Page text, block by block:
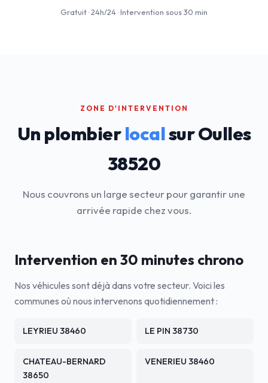
Gratuit · 24h/24 · Intervention sous 30 min
ZONE D'INTERVENTION
Un plombierlocalsur Oulles
38520
Nous couvrons un large secteur pour garantir une
arrivée rapide chez vous.
Intervention en 30 minutes chrono
Nos véhicules sont déjà dans votre secteur. Voici les
communes où nous intervenons quotidiennement :
LEYRIEU 38460 LE PIN 38730
CHATEAU-BERNARD
38650
VENERIEU 38460